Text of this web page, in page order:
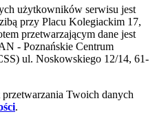
użytkowników serwisu jest
przy Placu Kolegiackim 17,
przetwarzającym dane jest
- Poznańskie Centrum
ul. Noskowskiego 12/14, 61-
przetwarzania Twoich danych
.